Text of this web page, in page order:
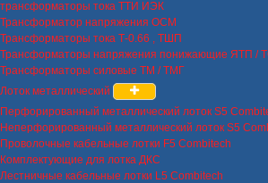
трансформаторы тока ТТИ ИЭК
Трансформатор напряжения ОСМ
Трансформаторы тока Т-0.66 , ТШП
Трансформаторы напряжения понижающие ЯТП /
Трансформаторы силовые ТМ / ТМГ
Лоток металлический
Перфорированный металлический лоток S5
Неперфорированный металлический лоток S5
Проволочные кабельные лотки F5 Combitech
Комплектующие для лотка ДКС
Лестничные кабельные лотки L5 Combitech